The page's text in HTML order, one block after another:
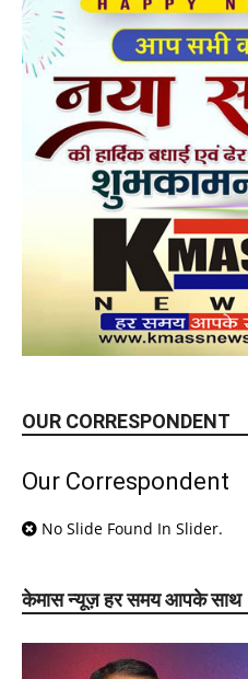
OUR CORRESPONDENT
Our Correspondent
No Slide Found In Slider.
केमास न्यूज़ हर समय आपके साथ